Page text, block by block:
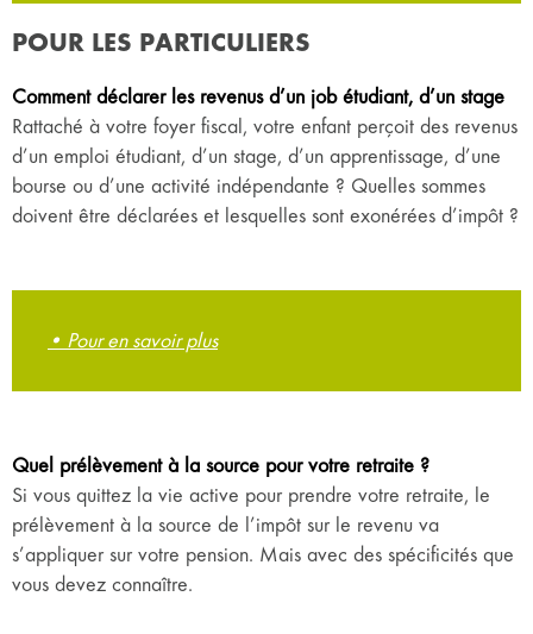
POUR LES PARTICULIERS
Comment déclarer les revenus d’un job étudiant, d’un stage
Rattaché à votre foyer fiscal, votre enfant perçoit des revenus
d’un emploi étudiant, d’un stage, d’un apprentissage, d’une
bourse ou d’une activité indépendante ? Quelles sommes
doivent être déclarées et lesquelles sont exonérées d’impôt ?
• Pour en savoir plus
Quel prélèvement à la source pour votre retraite ?
Si vous quittez la vie active pour prendre votre retraite, le
prélèvement à la source de l’impôt sur le revenu va
s’appliquer sur votre pension. Mais avec des spécificités que
vous devez connaître.